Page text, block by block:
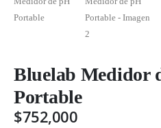
Bluelab Medidor
Portable
$752,000